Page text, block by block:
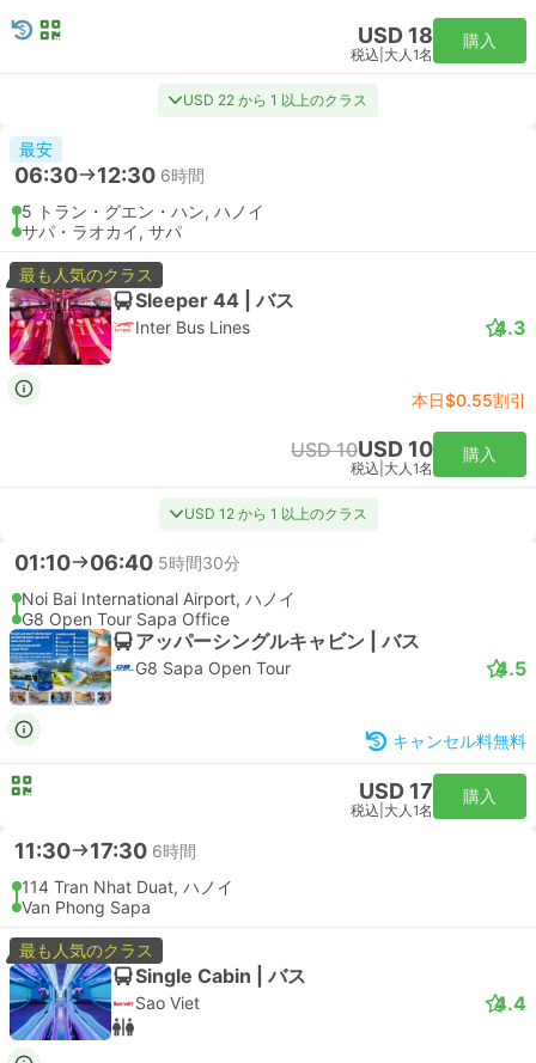
USD 18
税込 大人1名
購入
USD 22 から 1 以上のクラス
最安
06:30 12:30 6時間
5 トラン・グエン・ハン, ハノイ
サパ・ラオカイ, サパ
最も人気のクラス
Sleeper 44 | バス
Inter Bus Lines 4.3
本日$0.55割引
USD 10USD 10
税込 大人1名
購入
USD 12 から 1 以上のクラス
01:10 06:40 5時間30分
Noi Bai International Airport, ハノイ
G8 Open Tour Sapa Office
アッパーシングルキャビン | バス
G8 Sapa Open Tour 4.5
キャンセル料無料
USD 17
税込 大人1名
購入
11:30 17:30 6時間
114 Tran Nhat Duat, ハノイ
Van Phong Sapa
最も人気のクラス
Single Cabin | バス
Sao Viet 4.4